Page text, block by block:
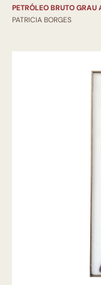
PETRÓLEO BRUTO
PATRICIA BORGES